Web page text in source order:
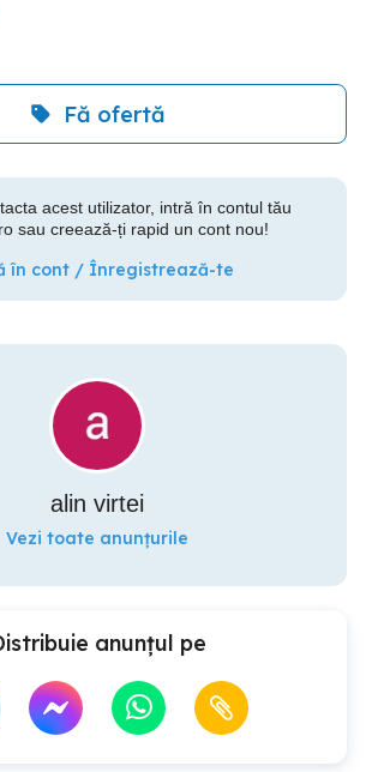
Fă ofertă
acest utilizator, intră în contul tău
sau creează-ți rapid un cont nou!
în cont / Înregistrează-te
alin virtei
Vezi toate anunțurile
anunțul pe